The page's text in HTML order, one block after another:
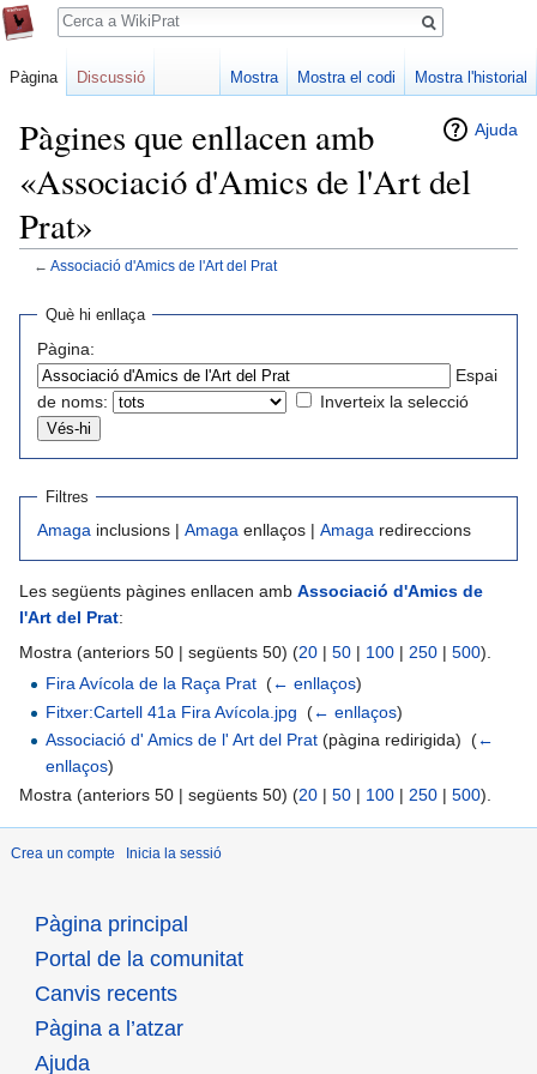
Ajuda
Pàgines que enllacen amb
«Associació d'Amics de l'Art del
Prat»
← Associació d'Amics de l'Art del Prat
Jump
navigation
Jump
search
Què hi enllaça
Pàgina:
Espai
de noms:
Inverteix la selecció
Filtres
Amaga inclusions | Amaga enllaços | Amaga redireccions
Les següents pàgines enllacen amb Associació d'Amics de
l'Art del Prat:
Mostra (anteriors 50 | següents 50) (20 | 50 | 100 | 250 | 500).
Fira Avícola de la Raça Prat ‎(← enllaços)
Fitxer:Cartell 41a Fira Avícola.jpg ‎(← enllaços)
Associació d' Amics de l' Art del Prat (pàgina redirigida) ‎(←
enllaços)
Mostra (anteriors 50 | següents 50) (20 | 50 | 100 | 250 | 500).
Crea un compte Inicia la sessió
Pàgina Discussió Mostra Mostra el codi Mostra l'historial
Cerca
Pàgina principal
Portal de la comunitat
Canvis recents
Pàgina a l’atzar
Ajuda